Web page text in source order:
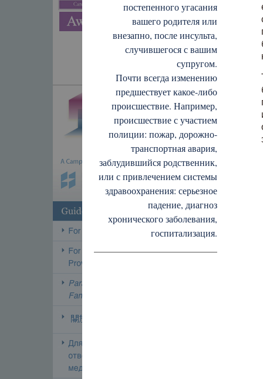
постепенного угасания
вашего родителя или
внезапно, после инсульта,
случившегося с вашим
супругом.
Почти всегда изменению
предшествует какое-либо
происшествие. Например,
происшествие с участием
полиции: пожар, дорожно-
транспортная авария,
заблудившийся родственник,
или с привлечением системы
здравоохранения: серьезное
падение, диагноз
хронического заболевания,
госпитализация.